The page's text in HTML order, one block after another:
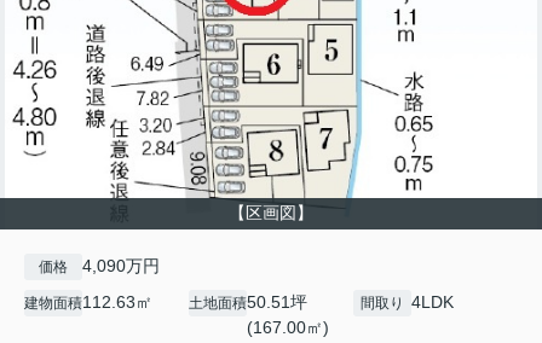
【区画図】
価格 4,090万円
建物面積112.63㎡ 土地面積50.51坪
(167.00㎡)
間取り 4LDK